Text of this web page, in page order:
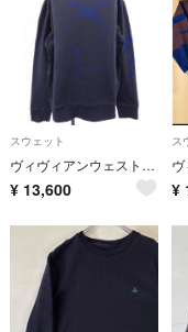
スウェット
ヴィヴィアンウェストウッド Vivienne Westwood スウェット
¥ 13,600
ス
¥